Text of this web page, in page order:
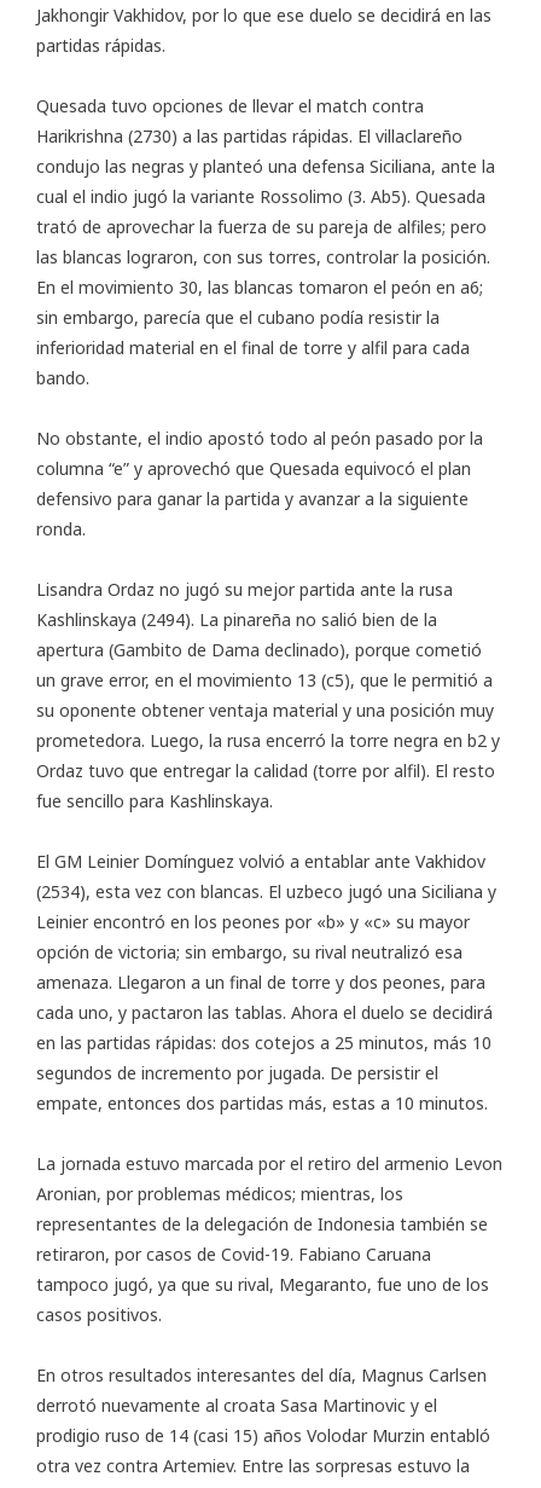
Jakhongir Vakhidov, por lo que ese duelo se decidirá en las
partidas rápidas.
Quesada tuvo opciones de llevar el match contra
Harikrishna (2730) a las partidas rápidas. El villaclareño
condujo las negras y planteó una defensa Siciliana, ante la
cual el indio jugó la variante Rossolimo (3. Ab5). Quesada
trató de aprovechar la fuerza de su pareja de alfiles; pero
las blancas lograron, con sus torres, controlar la posición.
En el movimiento 30, las blancas tomaron el peón en a6;
sin embargo, parecía que el cubano podía resistir la
inferioridad material en el final de torre y alfil para cada
bando.
No obstante, el indio apostó todo al peón pasado por la
columna “e” y aprovechó que Quesada equivocó el plan
defensivo para ganar la partida y avanzar a la siguiente
ronda.
Lisandra Ordaz no jugó su mejor partida ante la rusa
Kashlinskaya (2494). La pinareña no salió bien de la
apertura (Gambito de Dama declinado), porque cometió
un grave error, en el movimiento 13 (c5), que le permitió a
su oponente obtener ventaja material y una posición muy
prometedora. Luego, la rusa encerró la torre negra en b2 y
Ordaz tuvo que entregar la calidad (torre por alfil). El resto
fue sencillo para Kashlinskaya.
El GM Leinier Domínguez volvió a entablar ante Vakhidov
(2534), esta vez con blancas. El uzbeco jugó una Siciliana y
Leinier encontró en los peones por «b» y «c» su mayor
opción de victoria; sin embargo, su rival neutralizó esa
amenaza. Llegaron a un final de torre y dos peones, para
cada uno, y pactaron las tablas. Ahora el duelo se decidirá
en las partidas rápidas: dos cotejos a 25 minutos, más 10
segundos de incremento por jugada. De persistir el
empate, entonces dos partidas más, estas a 10 minutos.
La jornada estuvo marcada por el retiro del armenio Levon
Aronian, por problemas médicos; mientras, los
representantes de la delegación de Indonesia también se
retiraron, por casos de Covid-19. Fabiano Caruana
tampoco jugó, ya que su rival, Megaranto, fue uno de los
casos positivos.
En otros resultados interesantes del día, Magnus Carlsen
derrotó nuevamente al croata Sasa Martinovic y el
prodigio ruso de 14 (casi 15) años Volodar Murzin entabló
otra vez contra Artemiev. Entre las sorpresas estuvo la